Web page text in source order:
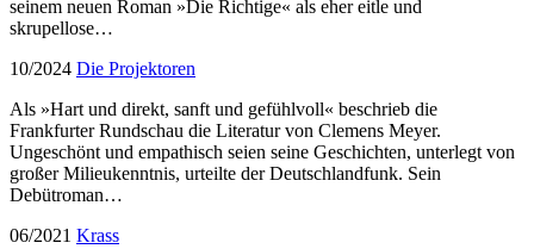
seinem neuen Roman »Die Richtige« als eher eitle und
skrupellose…
10/2024 Die Projektoren
Als »Hart und direkt, sanft und gefühlvoll« beschrieb die
Frankfurter Rundschau die Literatur von Clemens Meyer.
Ungeschönt und empathisch seien seine Geschichten, unterlegt von
großer Milieukenntnis, urteilte der Deutschlandfunk. Sein
Debütroman…
06/2021 Krass